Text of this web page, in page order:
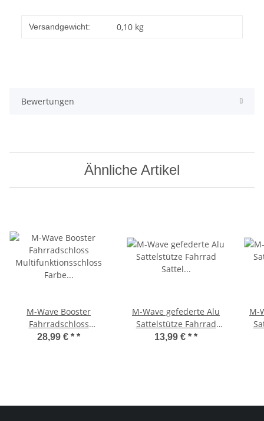
Versandgewicht: 0,10 kg
Bewertungen
Ähnliche Artikel
M-Wave Booster
Fahrradschloss
Multifunktionsschloss
28,99 € * *
M-Wave gefederte Alu
Sattelstütze Fahrrad
Sattel Stütze Ø 27,2/300
13,99 € * *
M-